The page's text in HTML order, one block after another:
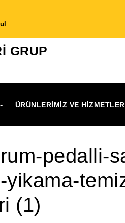
GRUP
ÜRÜNLERIMIZ VE
pedalli-
yikama-
(1)